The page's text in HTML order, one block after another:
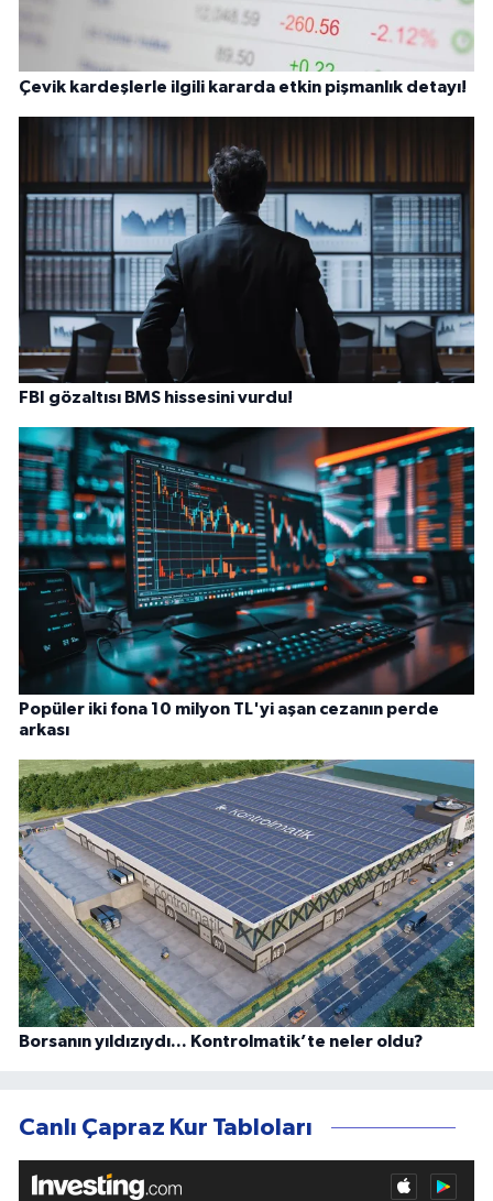
Çevik kardeşlerle ilgili kararda etkin pişmanlık detayı!
FBI gözaltısı BMS hissesini vurdu!
Popüler iki fona 10 milyon TL'yi aşan cezanın perde
arkası
Borsanın yıldızıydı... Kontrolmatik’te neler oldu?
Canlı Çapraz Kur Tabloları